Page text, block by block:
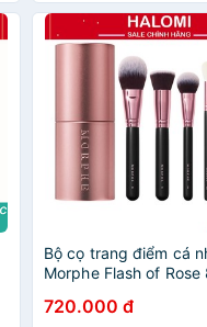
Bộ cọ trang điểm cá
Morphe Flash of Rose
HALOMI
720.000 đ